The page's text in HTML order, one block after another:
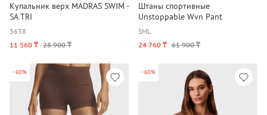
Купальник верх MADRAS SWIM -
SA TRI
3638
11 560 ₸ 28 900 ₸
Штаны спортивные
Unstoppable Wvn Pant
SML
24 760 ₸ 61 900 ₸
-60% -60%